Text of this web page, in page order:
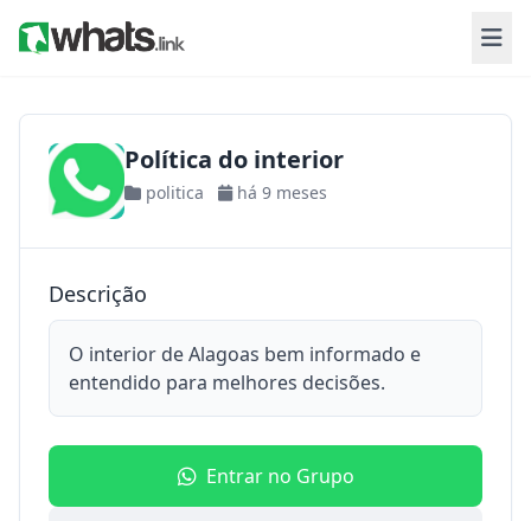
Política do interior
politica há 9 meses
Descrição
O interior de Alagoas bem informado e
entendido para melhores decisões.
Entrar no Grupo